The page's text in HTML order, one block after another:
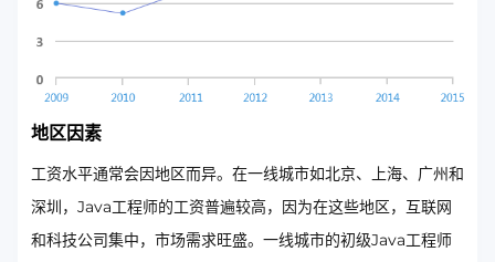
地区因素
工资水平通常会因地区而异。在一线城市如北京、上海、广州和
深圳，Java工程师的工资普遍较高，因为在这些地区，互联网
和科技公司集中，市场需求旺盛。一线城市的初级Java工程师